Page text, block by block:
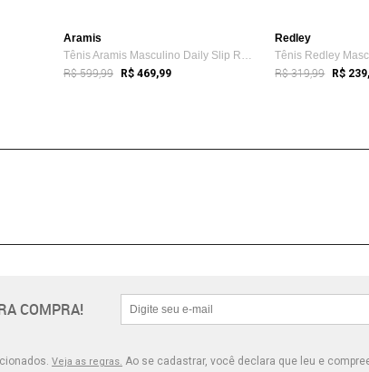
Aramis
Tênis Aramis Masculino Daily Slip Rain Azul
R$ 599,99 R$ 469,99
Redley
R$ 319,99 R$
COMPRA!
Veja as regras. Ao se cadastrar, você declara que leu e